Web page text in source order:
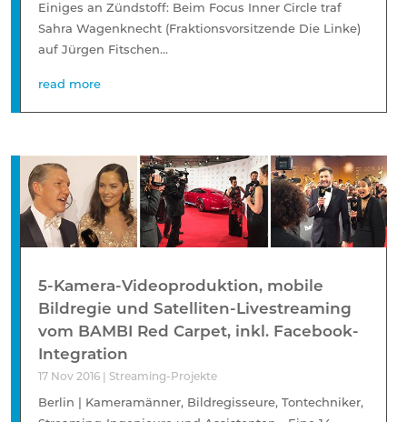
Einiges an Zündstoff: Beim Focus Inner Circle traf
Sahra Wagenknecht (Fraktionsvorsitzende Die Linke)
auf Jürgen Fitschen...
read more
5-Kamera-Videoproduktion, mobile
Bildregie und Satelliten-Livestreaming
vom BAMBI Red Carpet, inkl. Facebook-
Integration
17 Nov 2016 | Streaming-Projekte
Berlin | Kameramänner, Bildregisseure, Tontechniker,